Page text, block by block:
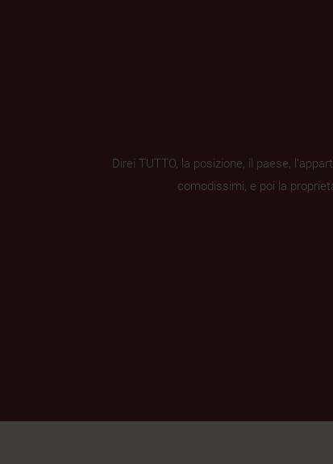
Direi TUTTO, la posizione, il paese,
comodissimi, e poi la